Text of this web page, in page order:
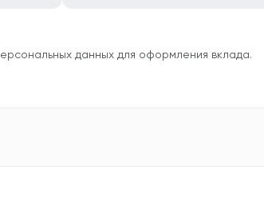
данных для оформления вклада.